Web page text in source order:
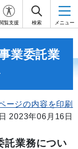
閲覧支援 検索 メニュー
業委託業
ージの内容を印刷
2023年06月16日
託業務につい